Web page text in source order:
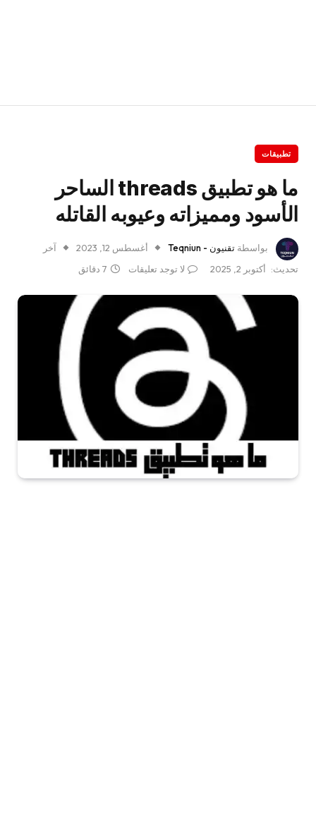
تطبيقات
ما هو تطبيق threads الساحر
الأسود ومميزاته وعيوبه القاتله
بواسطة تقنيون - Teqniun أغسطس 12, 2023
آخر
تحديث:
أكتوبر 2, 2025 لا توجد تعليقات 7 دقائق